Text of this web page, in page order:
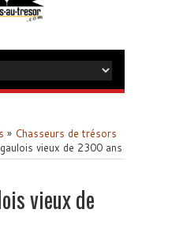
» Chasseurs de trésors
vieux de 2300 ans
vieux de